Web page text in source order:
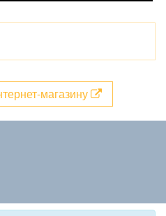
магазину